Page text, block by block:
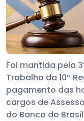
Foi mantida pela
Trabalho da 10ª
pagamento das
cargos de
do Banco do